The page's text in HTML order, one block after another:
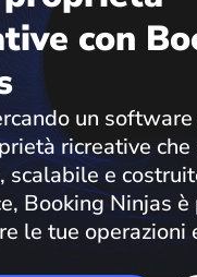
con
un
ricreative che
scalabile e
Booking Ninjas è
le tue operazioni